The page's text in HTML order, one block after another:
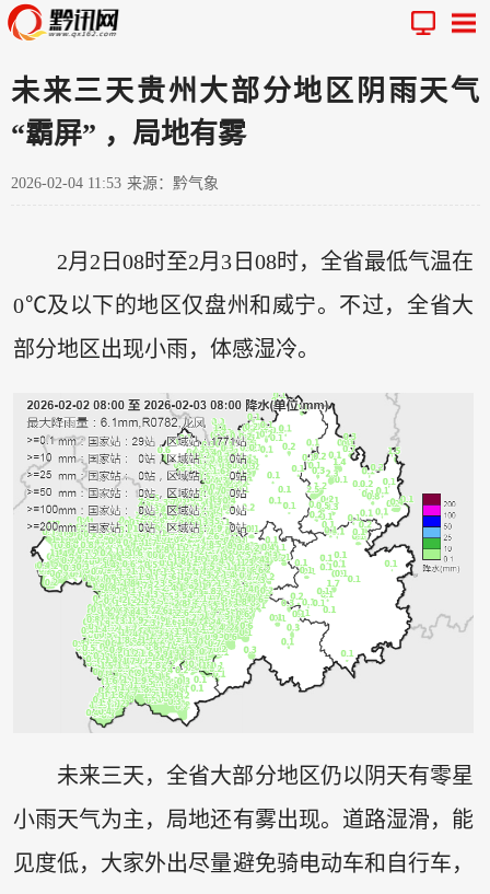
未来三天贵州大部分地区阴雨天气
“霸屏” ，局地有雾
2026-02-04 11:53 来源：黔气象
2月2日08时至2月3日08时，全省最低气温在
0℃及以下的地区仅盘州和威宁。不过，全省大
部分地区出现小雨，体感湿冷。
未来三天，全省大部分地区仍以阴天有零星
小雨天气为主，局地还有雾出现。道路湿滑，能
见度低，大家外出尽量避免骑电动车和自行车，